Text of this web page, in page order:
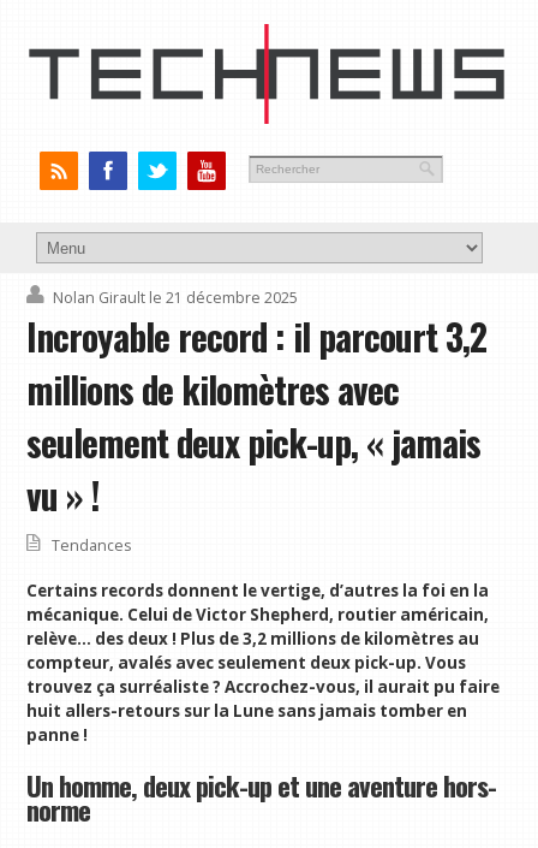
Nolan Girault le 21 décembre 2025
Incroyable record : il parcourt 3,2
millions de kilomètres avec
seulement deux pick-up, « jamais
vu » !
Tendances
Certains records donnent le vertige, d’autres la foi en la
mécanique. Celui de Victor Shepherd, routier américain,
relève… des deux ! Plus de 3,2 millions de kilomètres au
compteur, avalés avec seulement deux pick-up. Vous
trouvez ça surréaliste ? Accrochez-vous, il aurait pu faire
huit allers-retours sur la Lune sans jamais tomber en
panne !
Un homme, deux pick-up et une aventure hors-
norme